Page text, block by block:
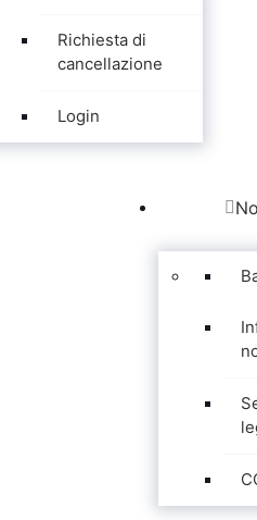
Richiesta di
cancellazione
Login